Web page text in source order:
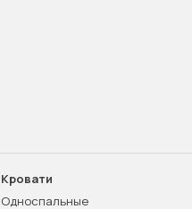
Кровати
Односпальные